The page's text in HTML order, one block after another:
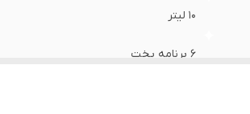
10 لیتر
6 برنامه پخت